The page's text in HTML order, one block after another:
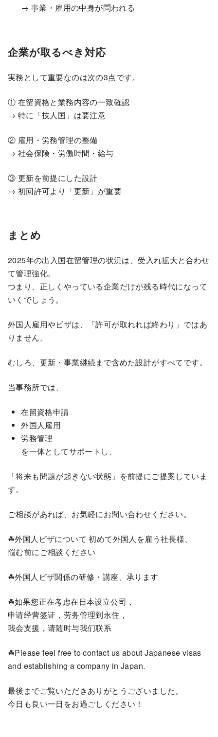
→ 事業・雇用の中身が問われる
企業が取るべき対応
実務として重要なのは次の3点です。
① 在留資格と業務内容の一致確認
→ 特に「技人国」は要注意
② 雇用・労務管理の整備
→ 社会保険・労働時間・給与
③ 更新を前提にした設計
→ 初回許可より「更新」が重要
まとめ
2025年の出入国在留管理の状況は、受入れ拡大と合わせ
て管理強化。
つまり、正しくやっている企業だけが残る時代になって
いくでしょう。
外国人雇用やビザは、「許可が取れれば終わり」ではあ
りません。
むしろ、更新・事業継続まで含めた設計がすべてです。
当事務所では、
在留資格申請
外国人雇用
労務管理
を一体としてサポートし、
「将来も問題が起きない状態」を前提にご提案していま
す。
ご相談があれば、お気軽にお問い合わせください。
☘外国人ビザについて 初めて外国人を雇う社長様、
悩む前にご相談ください
☘外国人ビザ関係の研修・講座、承ります
☘如果您正在考虑在日本设立公司，
申请经营签证，劳务管理到永住，
我会支援，请随时与我们联系
☘Please feel free to contact us about Japanese visas
and establishing a company in Japan.
最後までご覧いただきありがとうございました。
今日も良い一日をお過ごしください！